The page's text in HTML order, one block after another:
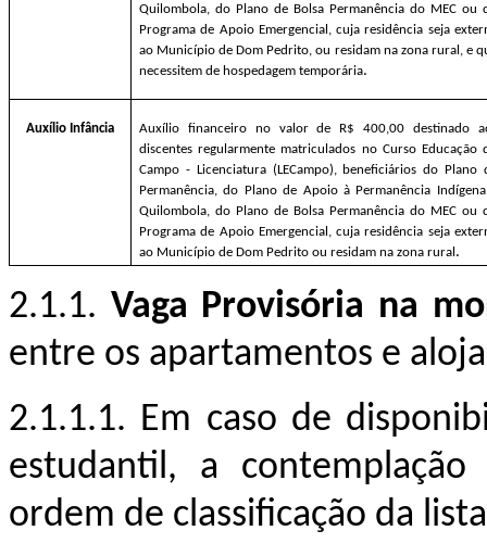
Quilombola, do Plano de Bolsa Permanência do MEC ou
Programa de Apoio Emergencial, cuja residência seja
ao Município de Dom Pedrito, ou residam na zona rural, e
necessitem de hospedagem temporária.
Auxílio Infância
Auxílio financeiro no valor de R$ 400,00 destinado
discentes regularmente matriculados no Curso Educação
Campo - Licenciatura (LECampo), beneficiários do Plano
Permanência, do Plano de Apoio à Permanência
Quilombola, do Plano de Bolsa Permanência do MEC ou
Programa de Apoio Emergencial, cuja residência seja
ao Município de Dom Pedrito ou residam na zona rural .
2.1.1. Vaga Provisória na
entre os apartamentos e
2.1.1.1. Em caso de
estudantil, a
ordem de classificação da